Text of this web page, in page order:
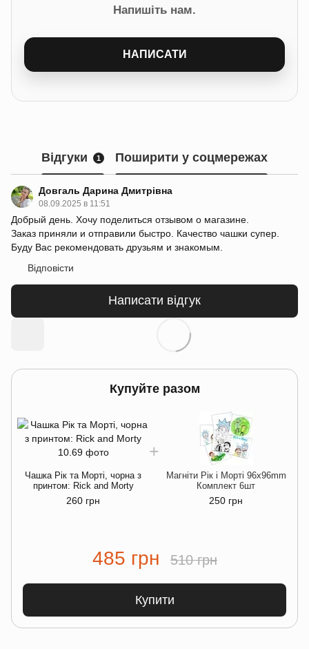
Напишіть нам.
НАПИСАТИ
Відгуки 1 Поширити у соцмережах
Довгаль Дарина Дмитрівна
08.09.2025 в 11:51
Добрый день. Хочу поделиться отзывом о магазине.
Заказ приняли и отправили быстро. Качество чашки супер.
Буду Вас рекомендовать друзьям и знакомым.
Відповісти
Написати відгук
Купуйте разом
Чашка Рік та Морті, чорна з
принтом: Rick and Morty
260 грн
Магніти Рік і Морті 96х96mm
Комплект 6шт
250 грн
485 грн 510 грн
Купити